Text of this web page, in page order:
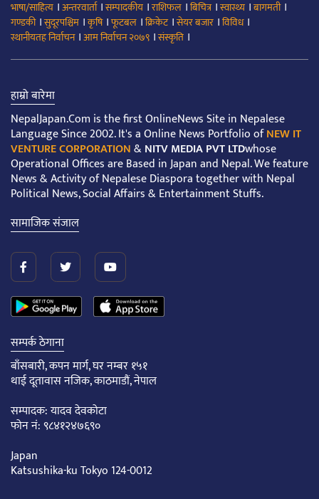
भाषा/साहित्य ।अन्तरवार्ता।सम्पादकीय ।राशिफल ।बिचित्र।स्वास्थ्य ।बागमती।
गण्डकी।सुदूरपश्चिम ।कृषि।फूटबल ।क्रिकेट।सेयर बजार ।विविध।
स्थानीयतह निर्वाचन।आम निर्वाचन २०७९ ।संस्कृति ।
हाम्रो बारेमा
NepalJapan.Com is the first OnlineNews Site in Nepalese
Language Since 2002. It's a Online News Portfolio ofNEW IT
VENTURE CORPORATION&NITV MEDIA PVT LTDwhose
Operational Offices are Based in Japan and Nepal. We feature
News & Activity of Nepalese Diaspora together with Nepal
Political News, Social Affairs & Entertainment Stuffs.
सामाजिक संजाल
सम्पर्क ठेगाना
बाँसबारी, कपन मार्ग, घर नम्बर १५१
थाई दूतावास नजिक, काठमाडौं, नेपाल
सम्पादक: यादव देवकोटा
फोन नं: ९८४१२४७६९०
Japan
Katsushika-ku Tokyo 124-0012